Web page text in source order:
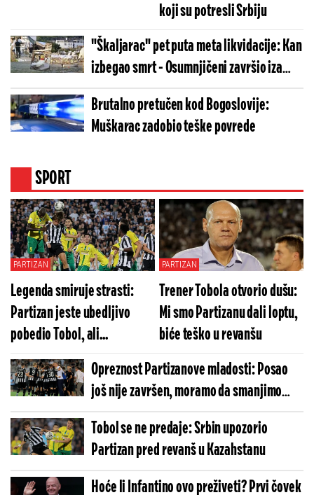
koji su potresli Srbiju
"Škaljarac" pet puta meta likvidacije: Kan
izbegao smrt - Osumnjičeni završio iza
rešetaka
Brutalno pretučen kod Bogoslovije:
Muškarac zadobio teške povrede
SPORT
PARTIZAN
Legenda smiruje strasti:
Partizan jeste ubedljivo
pobedio Tobol, ali...
PARTIZAN
Trener Tobola otvorio dušu:
Mi smo Partizanu dali loptu,
biće teško u revanšu
Opreznost Partizanove mladosti: Posao
još nije završen, moramo da smanjimo
greške
Tobol se ne predaje: Srbin upozorio
Partizan pred revanš u Kazahstanu
Hoće li Infantino ovo preživeti? Prvi čovek